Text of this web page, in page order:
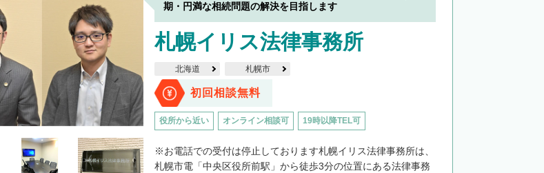
期・円満な相続問題の解決を目指します
札幌イリス法律事務所
北海道 札幌市
初回相談無料
役所から近い オンライン相談可 19時以降TEL可
※お電話での受付は停止しております札幌イリス法律事務所は、
札幌市電「中央区役所前駅」から徒歩3分の位置にある法律事務